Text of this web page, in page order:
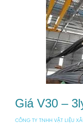
Giá V30 –
CÔNG TY TNHH VẬT LIỆU